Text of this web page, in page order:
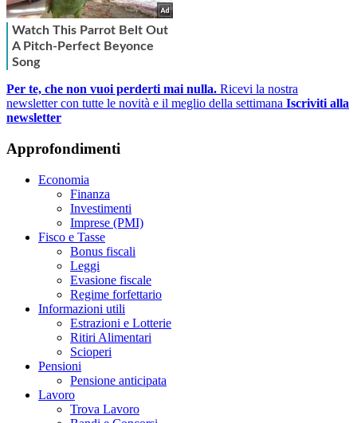
Per te, che non vuoi perderti mai nulla. Ricevi la nostra
newsletter con tutte le novità e il meglio della settimana Iscriviti alla
newsletter
Approfondimenti
Economia
Finanza
Investimenti
Imprese (PMI)
Fisco e Tasse
Bonus fiscali
Leggi
Evasione fiscale
Regime forfettario
Informazioni utili
Estrazioni e Lotterie
Ritiri Alimentari
Scioperi
Pensioni
Pensione anticipata
Lavoro
Trova Lavoro